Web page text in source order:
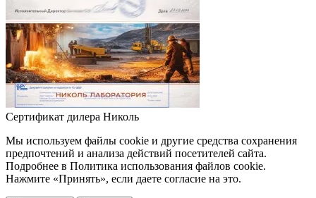
Сертификат дилера Николь
Мы используем файлы cookie и другие средства сохранения
предпочтений и анализа действий посетителей сайта.
Подробнее в Политика использования файлов cookie.
Нажмите «Принять», если даете согласие на это.